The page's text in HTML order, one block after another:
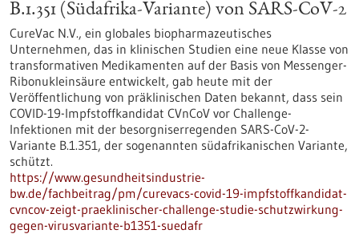
B.1.351 (Südafrika-Variante) von SARS-CoV-2
CureVac N.V., ein globales biopharmazeutisches
Unternehmen, das in klinischen Studien eine neue Klasse von
transformativen Medikamenten auf der Basis von Messenger-
Ribonukleinsäure entwickelt, gab heute mit der
Veröffentlichung von präklinischen Daten bekannt, dass sein
COVID-19-Impfstoffkandidat CVnCoV vor Challenge-
Infektionen mit der besorgniserregenden SARS-CoV-2-
Variante B.1.351, der sogenannten südafrikanischen Variante,
schützt.
https://www.gesundheitsindustrie-
bw.de/fachbeitrag/pm/curevacs-covid-19-impfstoffkandidat-
cvncov-zeigt-praeklinischer-challenge-studie-schutzwirkung-
gegen-virusvariante-b1351-suedafr